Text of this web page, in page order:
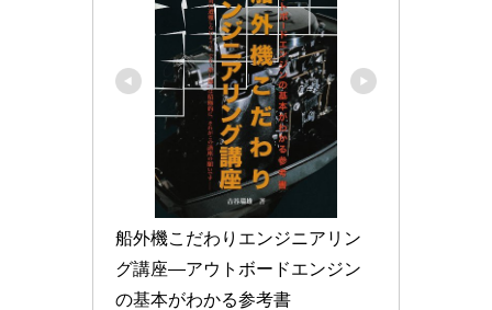
船外機こだわりエンジニアリン
グ講座―アウトボードエンジン
の基本がわかる参考書